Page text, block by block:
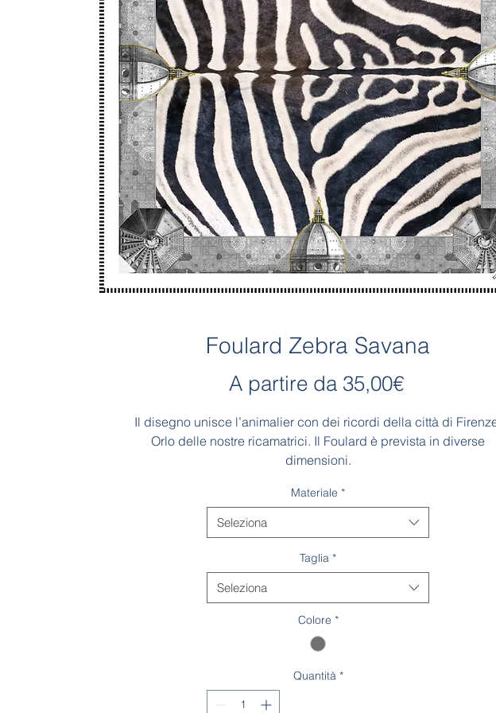
Foulard Zebra Savana
A partire da 35,00€Prezzo
Il disegno unisce l’animalier con dei ricordi della città di
Orlo delle nostre ricamatrici. Il Foulard è prevista in diverse
dimensioni.
Realizzata in Seta 100% twill
Materiale *
Seleziona
Taglia *
Seleziona
Colore *
Quantità *